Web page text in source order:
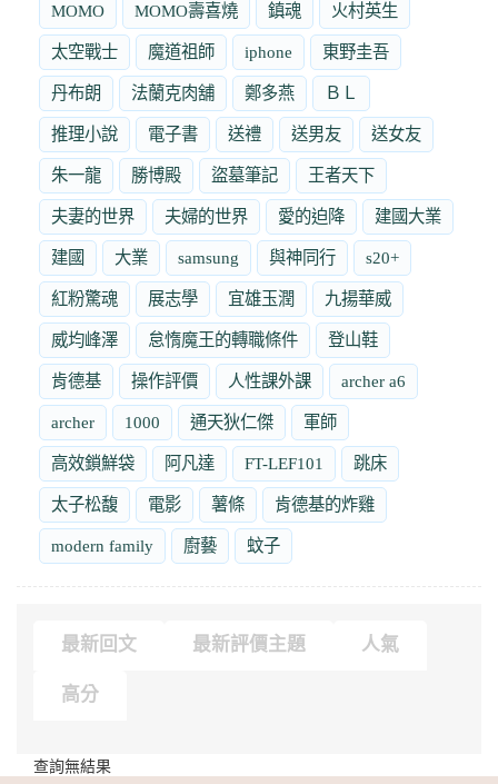
MOMO MOMO壽喜燒 鎮魂 火村英生
太空戰士 魔道祖師 iphone 東野圭吾
丹布朗 法蘭克肉舖 鄭多燕 ＢＬ
推理小說 電子書 送禮 送男友 送女友
朱一龍 勝博殿 盜墓筆記 王者天下
夫妻的世界 夫婦的世界 愛的迫降 建國大業
建國 大業 samsung 與神同行 s20+
紅粉驚魂 展志學 宜雄玉潤 九揚華威
威均峰澤 怠惰魔王的轉職條件 登山鞋
肯德基 操作評價 人性課外課 archer a6
archer 1000 通天狄仁傑 軍師
高效鎖鮮袋 阿凡達 FT-LEF101 跳床
太子松馥 電影 薯條 肯德基的炸雞
modern family 廚藝 蚊子
最新回文 最新評價主題 人氣
高分
查詢無結果